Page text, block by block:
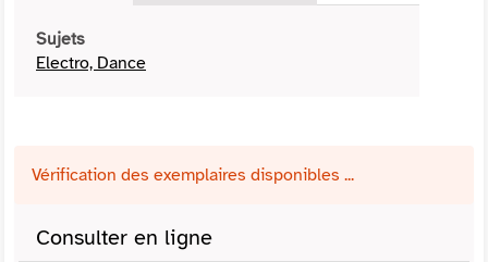
Sujets
Electro, Dance
Vérification des exemplaires disponibles ...
Consulter en ligne